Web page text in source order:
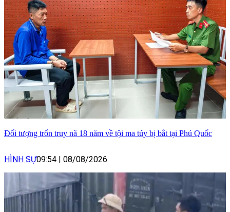
Đối tượng trốn truy nã 18 năm về tội ma túy bị bắt tại Phú Quốc
HÌNH SỰ09:54 | 08/08/2026